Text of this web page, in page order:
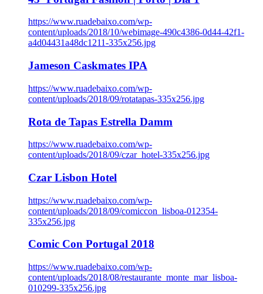
https://www.ruadebaixo.com/wp-
content/uploads/2018/10/webimage-490c4386-0d44-42f1-
a4d04431a48dc1211-335x256.jpg
Jameson Caskmates IPA
https://www.ruadebaixo.com/wp-
content/uploads/2018/09/rotatapas-335x256.jpg
Rota de Tapas Estrella Damm
https://www.ruadebaixo.com/wp-
content/uploads/2018/09/czar_hotel-335x256.jpg
Czar Lisbon Hotel
https://www.ruadebaixo.com/wp-
content/uploads/2018/09/comiccon_lisboa-012354-
335x256.jpg
Comic Con Portugal 2018
https://www.ruadebaixo.com/wp-
content/uploads/2018/08/restaurante_monte_mar_lisboa-
010299-335x256.jpg